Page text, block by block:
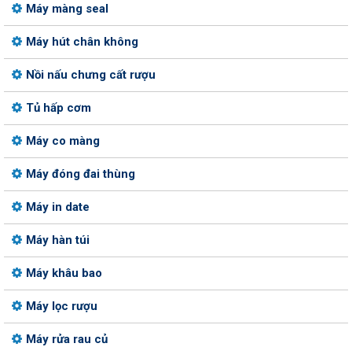
Máy màng seal
Máy hút chân không
Nồi nấu chưng cất rượu
Tủ hấp cơm
Máy co màng
Máy đóng đai thùng
Máy in date
Máy hàn túi
Máy khâu bao
Máy lọc rượu
Máy rửa rau củ